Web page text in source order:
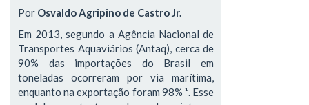
Por Osvaldo Agripino de Castro Jr.
Em 2013, segundo a Agência Nacional de
Transportes Aquaviários (Antaq), cerca de
90% das importações do Brasil em
toneladas ocorreram por via marítima,
enquanto na exportação foram 98% ¹. Esse